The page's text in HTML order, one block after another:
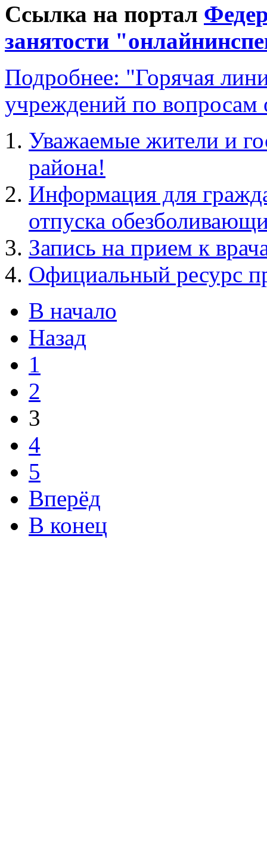
Ссылка на портал
занятости
Подробнее: "Горячая
учреждений по вопросам
Уважаемые жители и
района!
Информация для
отпуска
Запись на прием к
Официальный ресурс
В начало
Назад
1
2
3
4
5
Вперёд
В конец